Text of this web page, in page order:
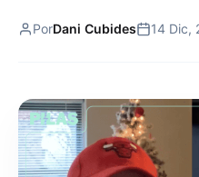
PorDani Cubides 14 Dic,